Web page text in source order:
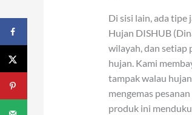
Di sisi lain, ada
Hujan DISHUB
wilayah, dan setiap
hujan. Kami
tampak walau
mengemas
produk ini